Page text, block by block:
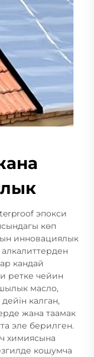
эпокси
көп
инновациялык
кандай
ретке чейин
масло,
калган,
жана таамак
эле берилген.
химиясына
кошумча